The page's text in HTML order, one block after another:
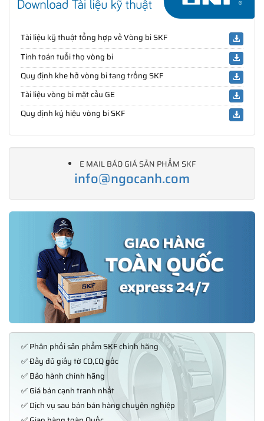
Tài liệu kỹ thuật tổng hợp về Vòng bi SKF
Tính toán tuổi thọ vòng bi
Quy định khe hở vòng bi tang trống SKF
Tài liệu vòng bi mặt cầu GE
Quy định ký hiệu vòng bi SKF
E MAIL BÁO GIÁ SẢN PHẨM SKF
info@ngocanh.com
✅ Phân phối sản phẩm SKF chính hãng
✅ Đầy đủ giấy tờ CO,CQ gốc
✅ Bảo hành chính hãng
✅ Giá bán cạnh tranh nhất
✅ Dịch vụ sau bán bán hàng chuyên nghiệp